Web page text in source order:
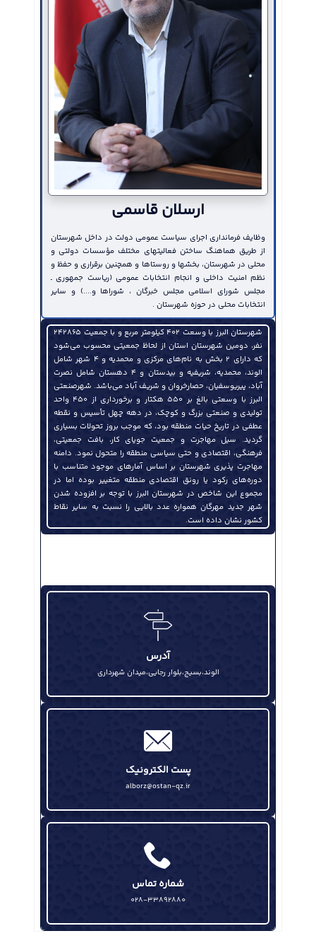
155 شعبه انتخابات در دو بخش
مرکزی و محمدیه تعیین گردید
سومین جلسه هیئت اجرایی
انتخابات شهرستان البرز به ریاست
جلسه هماهنگی و
همایش پیاده روی
شهر مهرگان برگزارشد
جلسه هماهنگی و برنامه
همایش پیاده روی
شهر مهرگان به ریاست...
2916
155 شعبه انتخابات در دو بخش
مرکزی و محمدیه تعیین گردید
سومین جلسه هیئت اجرایی
انتخابات شهرستان البرز به ریاست
شهرستان البرز در حوزه کتاب باید ارتقا یابد
نشست تخصصی هیئت مدیره انجمن قطعات و مجموعه‌های خودرو استان قزوین برگزار شد
ارسلان قاسمی
وظایف فرمانداری اجرای سیاست عمومی دولت در داخل شهرستان
از طریق هماهنگ ساختن فعالیتهای مختلف مؤسسات دولتی و
محلی در شهرستان، بخشها و روستاها و همچنین برقراری و حفظ و
نظم امنیت داخلی و انجام انتخابات عمومی (ریاست جمهوری ـ
مجلس شورای اسلامی مجلس خبرگان ، شوراها و....) و سایر
انتخابات محلی در حوزه شهرستان .
شهرستان البرز با وسعت ۴۰۲ کیلومتر مربع و با جمعیت ۲۴۲۸۶۵
نفر، دومین شهرستان استان از لحاظ جمعیتی محسوب می‌شود
که دارای ۲ بخش به نام‌های مرکزی و محمدیه و ۴ شهر شامل
الوند، محمدیه، شریفیه و بیدستان و ۴ دهستان شامل نصرت
آباد، پیریوسفیان، حصارخروان و شریف آباد می‌باشد. شهرصنعتی
البرز با وسعتی بالغ بر ۵۵۰ هکتار و برخورداری از ۴۵۰ واحد
تولیدی و صنعتی بزرگ و کوچک، در دهه چهل تأسیس و نقطه
عطفی در تاریخ حیات منطقه بود، که موجب بروز تحولات بسیاری
گردید. سیل مهاجرت و جمعیت جویای کار، بافت جمعیتی،
فرهنگی، اقتصادی و حتی سیاسی منطقه را متحول نمود. دامنه
مهاجرت پذیری شهرستان بر اساس آمارهای موجود متناسب با
دوره‌های رکود یا رونق اقتصادی منطقه متغییر بوده اما در
مجموع این شاخص در شهرستان البرز با توجه بر افزوده شدن
شهر جدید مهرگان همواره عدد بالایی را نسبت به سایر نقاط
کشور نشان داده است.
آدرس
الوند،بسیج،بلوار رجایی،میدان شهرداری
پست الکترونیک
alborz@ostan-qz.ir
شماره تماس
028-33892880